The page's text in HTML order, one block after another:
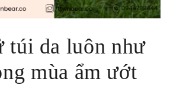
túi da luôn như
mùa ẩm ướt